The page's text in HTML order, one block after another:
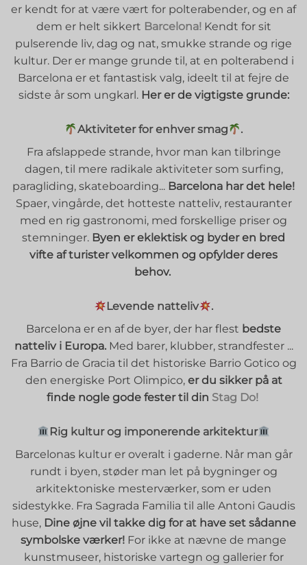
er kendt for at være vært for polterabender, og en af
dem er helt sikkert Barcelona! Kendt for sit
pulserende liv, dag og nat, smukke strande og rige
kultur. Der er mange grunde til, at en polterabend i
Barcelona er et fantastisk valg, ideelt til at fejre de
sidste år som ungkarl.Her er de vigtigste grunde:
Aktiviteter for enhver smag
.
Fra afslappede strande, hvor man kan tilbringe
dagen, til mere radikale aktiviteter som surfing,
paragliding, skateboarding... Barcelona har det hele!
Spaer, vingårde, det hotteste natteliv, restauranter
med en rig gastronomi, med forskellige priser og
stemninger. Byen er eklektisk og byder en bred
vifte af turister velkommen og opfylder deres
behov.
Levende natteliv
.
Barcelona er en af de byer, der har flest bedste
natteliv i Europa.Med barer, klubber, strandfester ...
Fra Barrio de Gracia til det historiske Barrio Gotico og
den energiske Port Olimpico, er du sikker på at
finde nogle gode fester til din Stag Do!
Rig kultur og imponerende arkitektur
Barcelonas kultur er overalt i gaderne. Når man går
rundt i byen, støder man let på bygninger og
arkitektoniske mesterværker, som er uden
sidestykke. Fra Sagrada Familia til alle Antoni Gaudis
huse, Dine øjne vil takke dig for at have set sådanne
symbolske værker! For ikke at nævne de mange
kunstmuseer, historiske vartegn og gallerier for